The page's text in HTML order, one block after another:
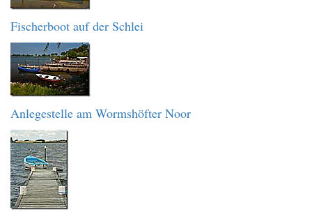
Fischerboot auf der Schlei
Anlegestelle am Wormshöfter Noor